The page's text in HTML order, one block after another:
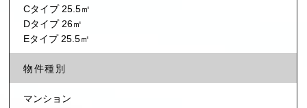
Cタイプ 25.5㎡
Dタイプ 26㎡
Eタイプ 25.5㎡
物件種別
マンション